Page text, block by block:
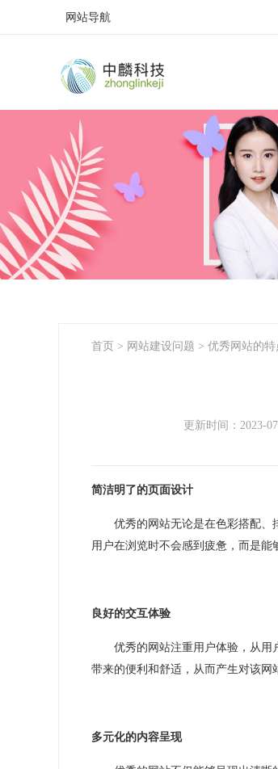
网站导航
首页 > 网站建设问题 > 优秀网站的特
更新时间：2023-
简洁明了的页面设计
优秀的网站无论是在色彩搭配、
用户在浏览时不会感到疲惫，而是能
良好的交互体验
优秀的网站注重用户体验，从用
带来的便利和舒适，从而产生对该网
多元化的内容呈现